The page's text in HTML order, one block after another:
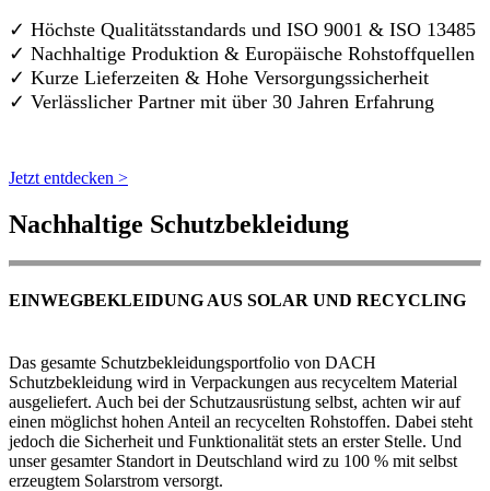
✓ Höchste Qualitätsstandards und ISO 9001 & ISO 13485
✓ Nachhaltige Produktion & Europäische Rohstoffquellen
✓ Kurze Lieferzeiten & Hohe Versorgungssicherheit
✓ Verlässlicher Partner mit über 30 Jahren Erfahrung
Jetzt entdecken >
Nachhaltige Schutzbekleidung
EINWEGBEKLEIDUNG AUS SOLAR UND RECYCLING
Das gesamte Schutzbekleidungsportfolio von DACH
Schutzbekleidung wird in Verpackungen aus recyceltem Material
ausgeliefert. Auch bei der Schutzausrüstung selbst, achten wir auf
einen möglichst hohen Anteil an recycelten Rohstoffen. Dabei steht
jedoch die Sicherheit und Funktionalität stets an erster Stelle. Und
unser gesamter Standort in Deutschland wird zu 100 % mit selbst
erzeugtem Solarstrom versorgt.